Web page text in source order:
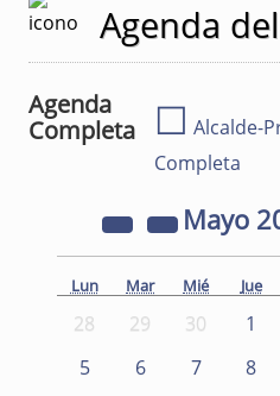
Agenda
Agenda
Completa
☐ Alcalde-
Completa
Mayo
Lun Mar Mié Jue
28 29 30 1
5
6 7 8